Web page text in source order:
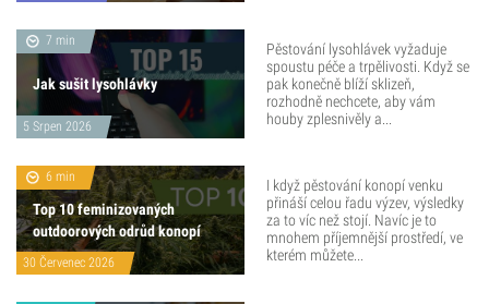
7 min
Jak sušit lysohlávky
5 Srpen 2026
Pěstování lysohlávek vyžaduje
spoustu péče a trpělivosti. Když se
pak konečně blíží sklizeň,
rozhodně nechcete, aby vám
houby zplesnivěly a...
6 min
Top 10 feminizovaných
outdoorových odrůd konopí
30 Červenec 2026
I když pěstování konopí venku
přináší celou řadu výzev, výsledky
za to víc než stojí. Navíc je to
mnohem příjemnější prostředí, ve
kterém můžete...